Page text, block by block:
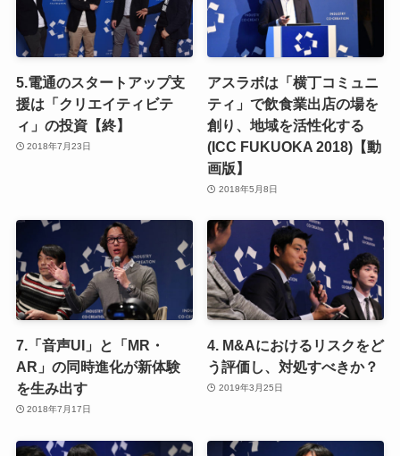
5.電通のスタートアップ支
援は「クリエイティビテ
ィ」の投資【終】
2018年7月23日
アスラボは「横丁コミュニ
ティ」で飲食業出店の場を
創り、地域を活性化する
(ICC FUKUOKA 2018)【動
画版】
2018年5月8日
7.「音声UI」と「MR・
AR」の同時進化が新体験
を生み出す
2018年7月17日
4. M&Aにおけるリスクをど
う評価し、対処すべきか？
2019年3月25日